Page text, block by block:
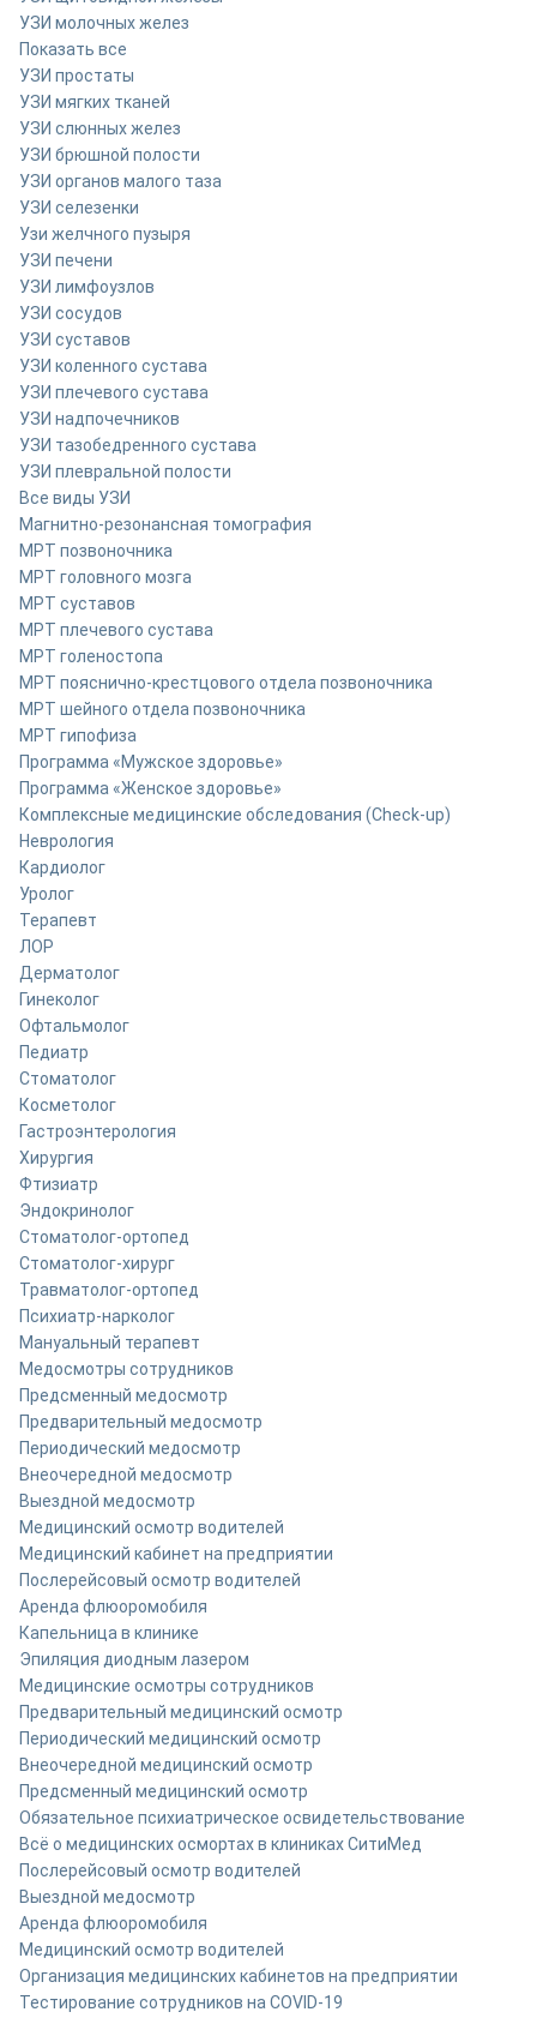
УЗИ молочных желез
Показать все
УЗИ простаты
УЗИ мягких тканей
УЗИ слюнных желез
УЗИ брюшной полости
УЗИ органов малого таза
УЗИ селезенки
Узи желчного пузыря
УЗИ печени
УЗИ лимфоузлов
УЗИ сосудов
УЗИ суставов
УЗИ коленного сустава
УЗИ плечевого сустава
УЗИ надпочечников
УЗИ тазобедренного сустава
УЗИ плевральной полости
Все виды УЗИ
Магнитно-резонансная томография
МРТ позвоночника
МРТ головного мозга
МРТ суставов
МРТ плечевого сустава
МРТ голеностопа
МРТ пояснично-крестцового отдела позвоночника
МРТ шейного отдела позвоночника
МРТ гипофиза
Программа «Мужское здоровье»
Программа «Женское здоровье»
Комплексные медицинские обследования (Check-up)
Неврология
Кардиолог
Уролог
Терапевт
ЛОР
Дерматолог
Гинеколог
Офтальмолог
Педиатр
Стоматолог
Косметолог
Гастроэнтерология
Хирургия
Фтизиатр
Эндокринолог
Стоматолог-ортопед
Стоматолог-хирург
Травматолог-ортопед
Психиатр-нарколог
Мануальный терапевт
Медосмотры сотрудников
Предсменный медосмотр
Предварительный медосмотр
Периодический медосмотр
Внеочередной медосмотр
Выездной медосмотр
Медицинский осмотр водителей
Медицинский кабинет на предприятии
Послерейсовый осмотр водителей
Аренда флюоромобиля
Капельница в клинике
Эпиляция диодным лазером
Медицинские осмотры сотрудников
Предварительный медицинский осмотр
Периодический медицинский осмотр
Внеочередной медицинский осмотр
Предсменный медицинский осмотр
Обязательное психиатрическое освидетельствование
Всё о медицинских осмортах в клиниках СитиМед
Послерейсовый осмотр водителей
Выездной медосмотр
Аренда флюоромобиля
Медицинский осмотр водителей
Организация медицинских кабинетов на предприятии
Тестирование сотрудников на COVID-19